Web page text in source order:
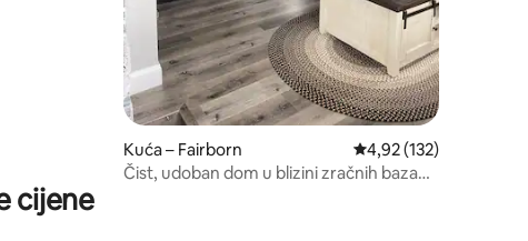
Kuća – Fairborn Prosječna ocjena:
4,92 (132)
Čist, udoban dom u blizini zračnih baza
cijene